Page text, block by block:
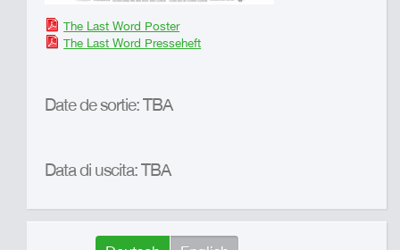
The Last Word Poster
The Last Word Presseheft
Date de sortie: TBA
Data di uscita: TBA